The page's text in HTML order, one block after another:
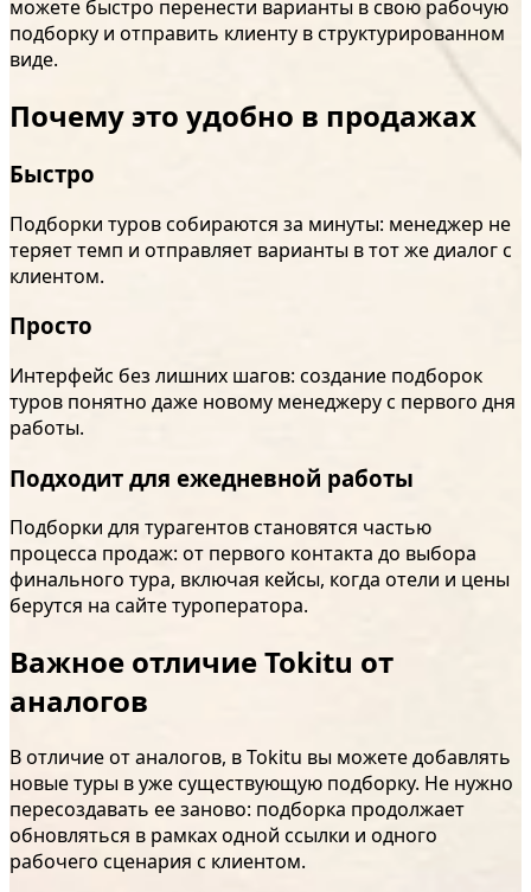
можете быстро перенести варианты в свою рабочую
подборку и отправить клиенту в структурированном
виде.
Почему это удобно в продажах
Быстро
Подборки туров собираются за минуты: менеджер не
теряет темп и отправляет варианты в тот же диалог с
клиентом.
Просто
Интерфейс без лишних шагов: создание подборок
туров понятно даже новому менеджеру с первого дня
работы.
Подходит для ежедневной работы
Подборки для турагентов становятся частью
процесса продаж: от первого контакта до выбора
финального тура, включая кейсы, когда отели и цены
берутся на сайте туроператора.
Важное отличие Tokitu от
аналогов
В отличие от аналогов, в Tokitu вы можете добавлять
новые туры в уже существующую подборку. Не нужно
пересоздавать ее заново: подборка продолжает
обновляться в рамках одной ссылки и одного
рабочего сценария с клиентом.